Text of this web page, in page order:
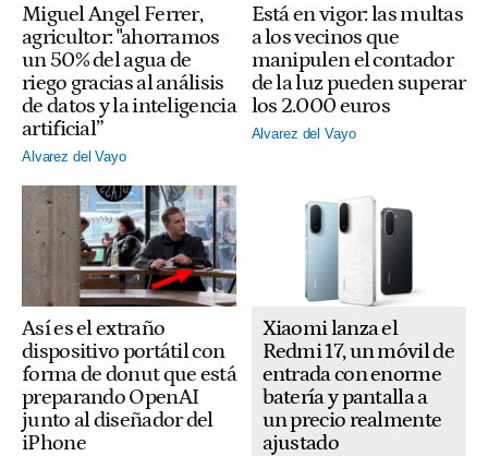
Miguel Angel Ferrer,
agricultor: "ahorramos
un 50% del agua de
riego gracias al análisis
de datos y la inteligencia
artificial”
Alvarez del Vayo
Está en vigor: las multas
a los vecinos que
manipulen el contador
de la luz pueden superar
los 2.000 euros
Alvarez del Vayo
Así es el extraño
dispositivo portátil con
forma de donut que está
preparando OpenAI
junto al diseñador del
iPhone
Xiaomi lanza el
Redmi 17, un móvil de
entrada con enorme
batería y pantalla a
un precio realmente
ajustado